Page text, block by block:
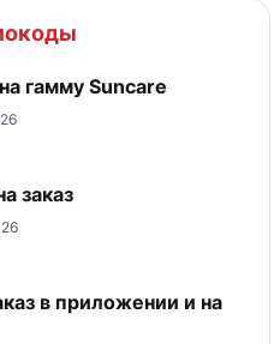
гамму Suncare
заказ
в приложении и на